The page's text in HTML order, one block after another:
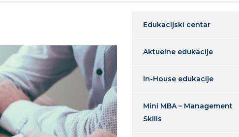
Edukacijski centar
Aktuelne edukacije
In-House edukacije
Mini MBA – Management
Skills